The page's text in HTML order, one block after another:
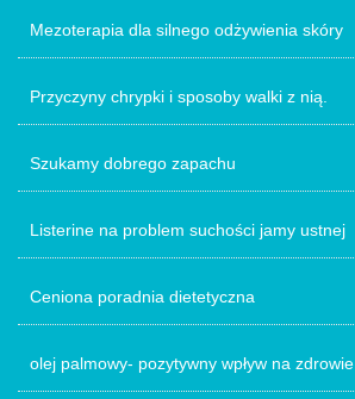
Mezoterapia dla silnego odżywienia skóry
Przyczyny chrypki i sposoby walki z nią.
Szukamy dobrego zapachu
Listerine na problem suchości jamy ustnej
Ceniona poradnia dietetyczna
olej palmowy- pozytywny wpływ na zdrowie